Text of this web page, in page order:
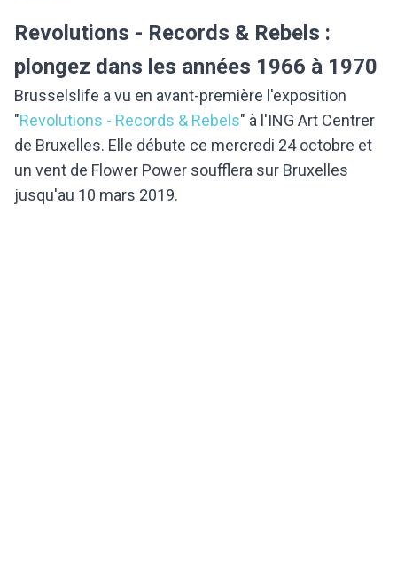
Revolutions - Records & Rebels :
plongez dans les années 1966 à 1970
Brusselslife a vu en avant-première l'exposition
"Revolutions - Records & Rebels" à l'ING Art Centrer
de Bruxelles. Elle débute ce mercredi 24 octobre et
un vent de Flower Power soufflera sur Bruxelles
jusqu'au 10 mars 2019.